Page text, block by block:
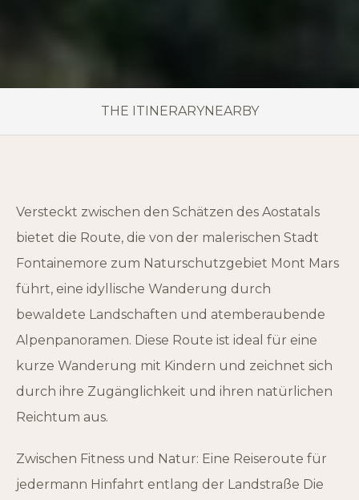
THE ITINERARYNEARBY
Versteckt zwischen den Schätzen des Aostatals
bietet die Route, die von der malerischen Stadt
Fontainemore zum Naturschutzgebiet Mont Mars
führt, eine idyllische Wanderung durch
bewaldete Landschaften und atemberaubende
Alpenpanoramen. Diese Route ist ideal für eine
kurze Wanderung mit Kindern und zeichnet sich
durch ihre Zugänglichkeit und ihren natürlichen
Reichtum aus.
Zwischen Fitness und Natur: Eine Reiseroute für
jedermann Hinfahrt entlang der Landstraße Die